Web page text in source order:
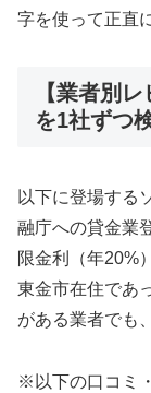
字を使って正直
【業者別
を1社ずつ
以下に登場する
融庁への貸金業
限金利（年20%
東金市在住であ
がある業者でも
※以下の口コミ